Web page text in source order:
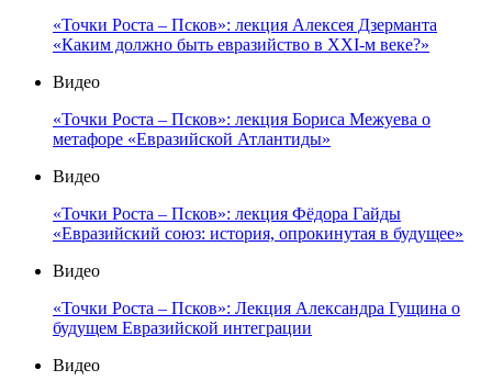
«Точки Роста – Псков»: лекция Алексея Дзерманта
«Каким должно быть евразийство в XXI-м веке?»
Видео
«Точки Роста – Псков»: лекция Бориса Межуева о
метафоре «Евразийской Атлантиды»
Видео
«Точки Роста – Псков»: лекция Фёдора Гайды
«Евразийский союз: история, опрокинутая в будущее»
Видео
«Точки Роста – Псков»: Лекция Александра Гущина о
будущем Евразийской интеграции
Видео